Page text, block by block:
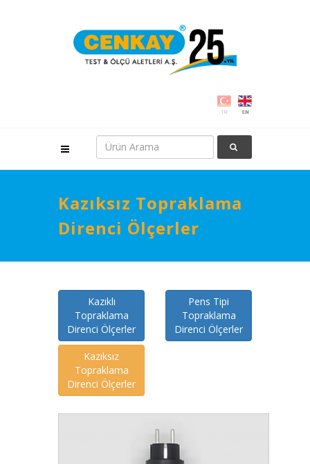
Kazıksız Topraklama
Direnci Ölçerler
Kazıklı
Topraklama
Direnci Ölçerler
Pens Tipi
Topraklama
Direnci Ölçerler
Kazıksız
Topraklama
Direnci Ölçerler